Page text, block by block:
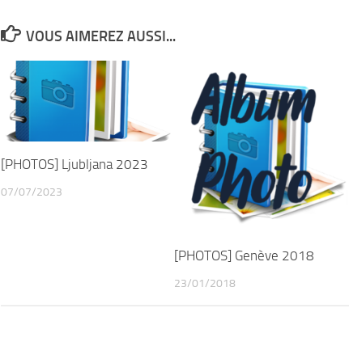
VOUS AIMEREZ AUSSI...
[PHOTOS] Ljubljana 2023
07/07/2023
[PHOTOS] Genève 2018
23/01/2018